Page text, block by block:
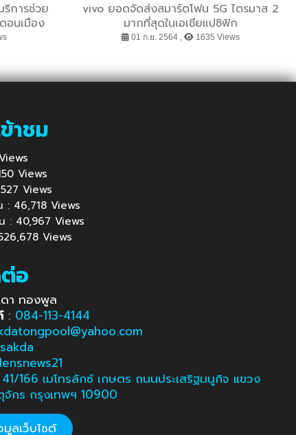
การช่วย
อนเมือง
vivo ยอดจัดส่งสมาร์ตโฟน 5G ไตรมาส 2
มากที่สุดในเอเชียแปซิฟิก
01 ก.ย. 2564 , 1635 Views
าชม
Views
Views
: 46,718 Views
: 40,967 Views
Views
อ
า ทองพูล
: 084-113-4144
lensnews21
41/166 เมโทรลักซ์ เกษตร ถนนประเสริฐมนูกิจ แขวง
จักร กรุงเทพฯ 10900
ลเว็บไซต์